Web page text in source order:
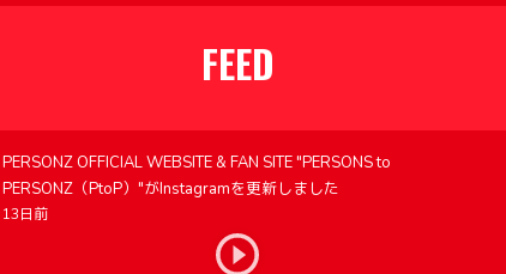
FEED
PERSONZ OFFICIAL WEBSITE & FAN SITE "PERSONS to
PERSONZ（PtoP）"がInstagramを更新しました
13日前